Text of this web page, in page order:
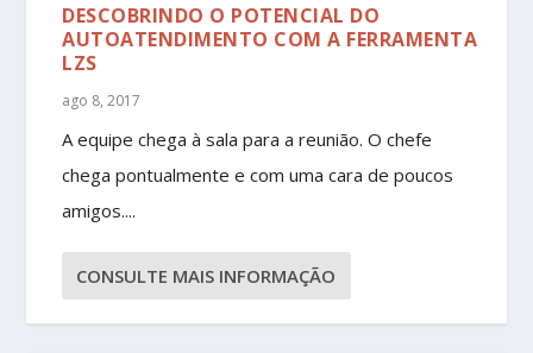
DESCOBRINDO O POTENCIAL DO
AUTOATENDIMENTO COM A FERRAMENTA
LZS
ago 8, 2017
A equipe chega à sala para a reunião. O chefe
chega pontualmente e com uma cara de poucos
amigos....
CONSULTE MAIS INFORMAÇÃO